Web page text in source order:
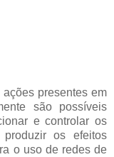
presentes em
são possíveis
e controlar os
os efeitos
o uso de redes de